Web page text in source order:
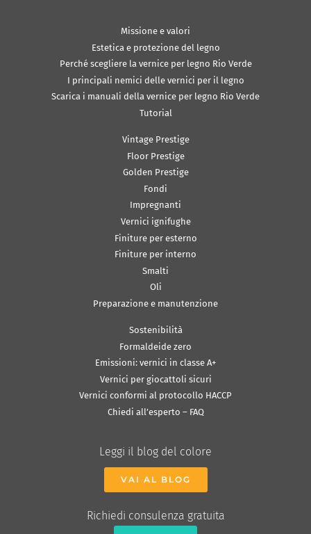
Missione e valori
Estetica e protezione del legno
Perché scegliere la vernice per legno Rio Verde
I principali nemici delle vernici per il legno
Scarica i manuali della vernice per legno Rio Verde
Tutorial
Vintage Prestige
Floor Prestige
Golden Prestige
Fondi
Impregnanti
Vernici ignifughe
Finiture per esterno
Finiture per interno
Smalti
Oli
Preparazione e manutenzione
Sostenibilità
Formaldeide zero
Emissioni: vernici in classe A+
Vernici per giocattoli sicuri
Vernici conformi al protocollo HACCP
Chiedi all’esperto – FAQ
Leggi il blog del colore
VAI AL BLOG
Richiedi consulenza gratuita